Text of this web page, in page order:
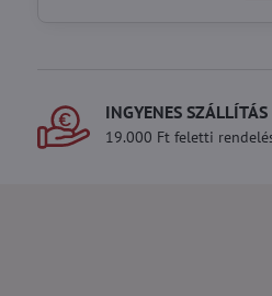
INGYENES SZÁLLÍTÁS
19.000 Ft feletti